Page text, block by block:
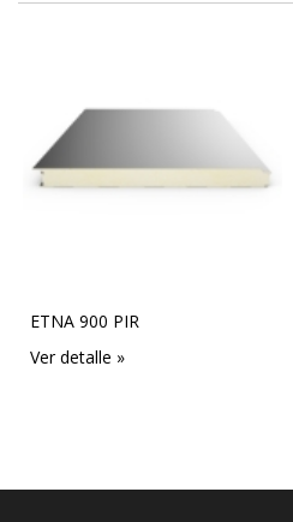
ETNA 900 PIR
Ver detalle »